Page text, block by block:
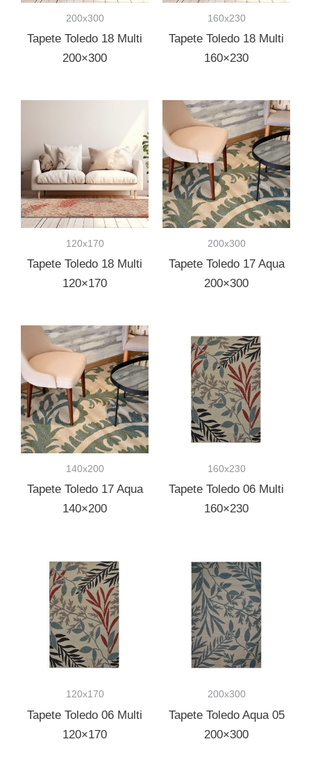
200x300
Tapete Toledo 18 Multi
200×300
160x230
Tapete Toledo 18 Multi
160×230
120x170
Tapete Toledo 18 Multi
120×170
200x300
Tapete Toledo 17 Aqua
200×300
140x200
Tapete Toledo 17 Aqua
140×200
160x230
Tapete Toledo 06 Multi
160×230
120x170
Tapete Toledo 06 Multi
120×170
200x300
Tapete Toledo Aqua 05
200×300